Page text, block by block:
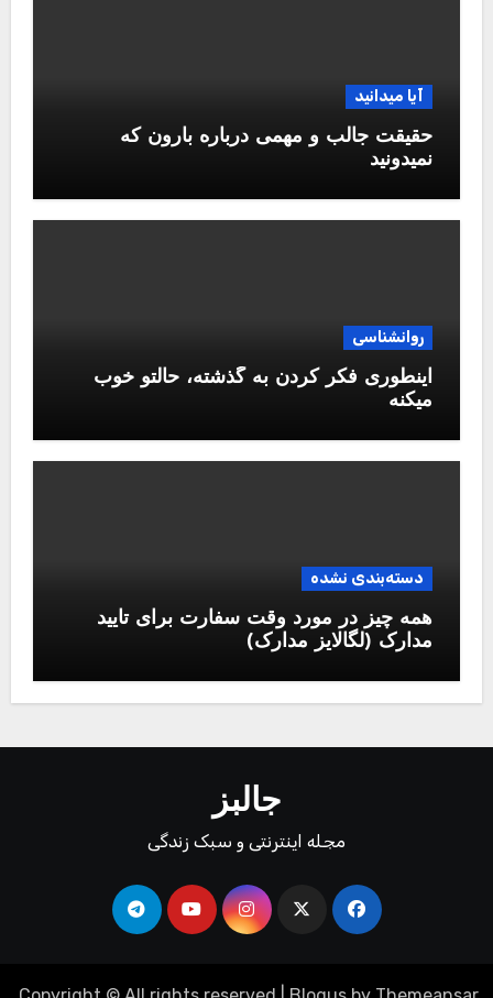
آیا میدانید
حقیقت جالب و مهمی درباره بارون که
نمیدونید
روانشناسی
اینطوری فکر کردن به گذشته، حالتو خوب
میکنه
دسته‌بندی نشده
همه چیز در مورد وقت سفارت برای تایید
مدارک (لگالایز مدارک)
جالبز
مجله اینترنتی و سبک زندگی